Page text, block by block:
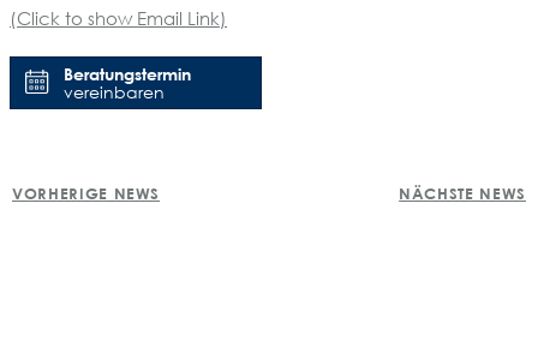
(Click to show Email Link)
Beratungstermin
vereinbaren
POST
VORHERIGE NEWS NÄCHSTE NEWS